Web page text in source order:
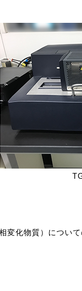
変化物質）について